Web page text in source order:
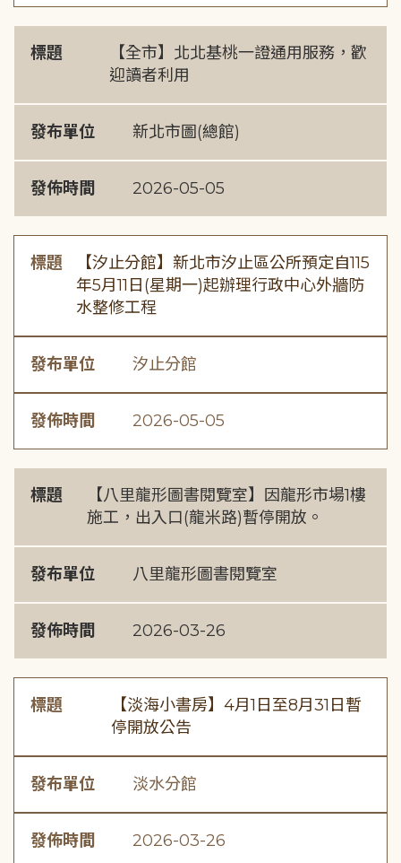
標題
【全市】北北基桃一證通用服務，歡
迎讀者利用
發布單位 新北市圖(總館)
發佈時間 2026-05-05
標題
【汐止分館】新北市汐止區公所預定自115
年5月11日(星期一)起辦理行政中心外牆防
水整修工程
發布單位 汐止分館
發佈時間 2026-05-05
標題
【八里龍形圖書閱覽室】因龍形市場1樓
施工，出入口(龍米路)暫停開放。
發布單位 八里龍形圖書閱覽室
發佈時間 2026-03-26
標題
【淡海小書房】4月1日至8月31日暫
停開放公告
發布單位 淡水分館
發佈時間 2026-03-26